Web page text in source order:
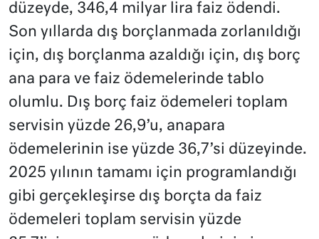
düzeyde, 346,4 milyar lira faiz ödendi.
Son yıllarda dış borçlanmada zorlanıldığı
için, dış borçlanma azaldığı için, dış borç
ana para ve faiz ödemelerinde tablo
olumlu. Dış borç faiz ödemeleri toplam
servisin yüzde 26,9’u, anapara
ödemelerinin ise yüzde 36,7’si düzeyinde.
2025 yılının tamamı için programlandığı
gibi gerçekleşirse dış borçta da faiz
ödemeleri toplam servisin yüzde